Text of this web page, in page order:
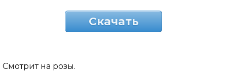
Скачать
Смотрит на розы.